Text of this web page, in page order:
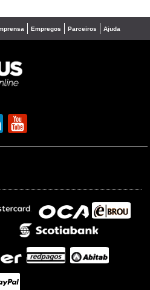
Empregos Parceiros Ajuda